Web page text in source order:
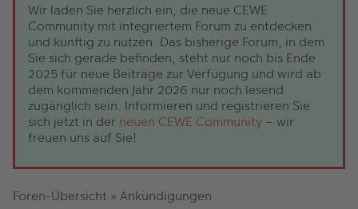
Wir laden Sie herzlich ein, die neue CEWE
Community mit integriertem Forum zu entdecken
und künftig zu nutzen. Das bisherige Forum, in dem
Sie sich gerade befinden, steht nur noch bis Ende
2025 für neue Beiträge zur Verfügung und wird ab
dem kommenden Jahr 2026 nur noch lesend
zugänglich sein. Informieren und registrieren Sie
sich jetzt in der neuen CEWE Community – wir
freuen uns auf Sie!
Foren-Übersicht » Ankündigungen